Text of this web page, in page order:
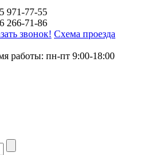
971-77-55
266-71-86
звонок! Схема проезда
работы: пн-пт 9:00-18:00